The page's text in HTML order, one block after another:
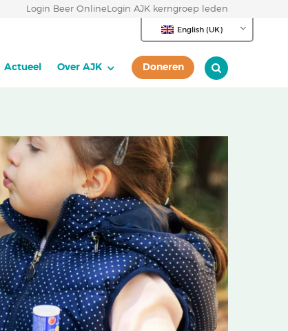
Login Beer Online Login AJK kerngroep leden
English (UK)
Actueel Over AJK Doneren